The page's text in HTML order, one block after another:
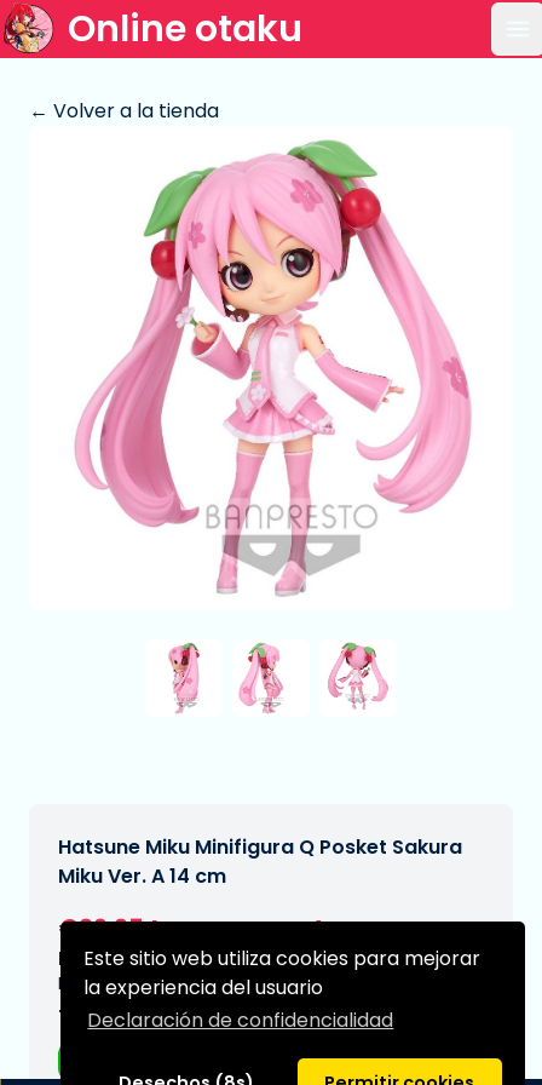
Este sitio web utiliza cookies para mejorar
la experiencia del usuario
Declaración de confidencialidad
Online otaku
← Volver a la tienda
Hatsune Miku Minifigura Q Posket Sakura
Miku Ver. A 14 cm
€29,95
Fecha de entrega prevista:
N/A
Tipo: